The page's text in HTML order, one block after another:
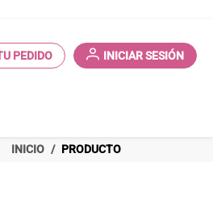
PEDIDO INICIAR SESIÓN
INICIO PRODUCTO